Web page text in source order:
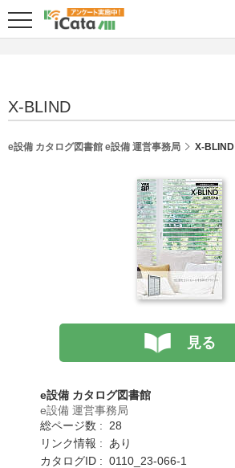
X-BLIND
e設備 カタログ図書館 e設備 運営事務局 X-BLIND
見る
e設備 カタログ図書館
e設備 運営事務局
総ページ数 : 28
リンク情報 : あり
カタログID : 0110_23-066-1